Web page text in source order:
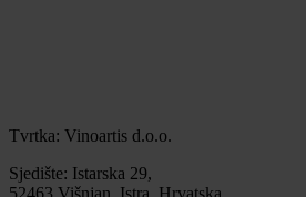
Tvrtka: Vinoartis d.o.o.
Sjedište: Istarska 29,